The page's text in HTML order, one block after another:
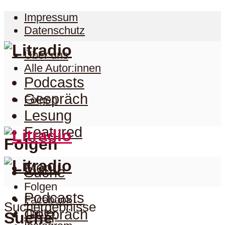
Impressum
Datenschutz
Über uns
Alle Autor:innen
Folgen
Folgen
Folgen
Facebook
Twitter
Podcasts
Gespräch
Lesung
Featured
Menu
Suche
Suche
Podcasts
Gespräch
Suchergebnisse